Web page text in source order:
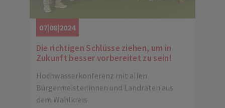
07|08|2024
Die richtigen Schlüsse ziehen, um in
Zukunft besser vorbereitet zu sein!
Hochwasserkonferenz mit allen
Bürgermeister:innen und Landräten aus
dem Wahlkreis.